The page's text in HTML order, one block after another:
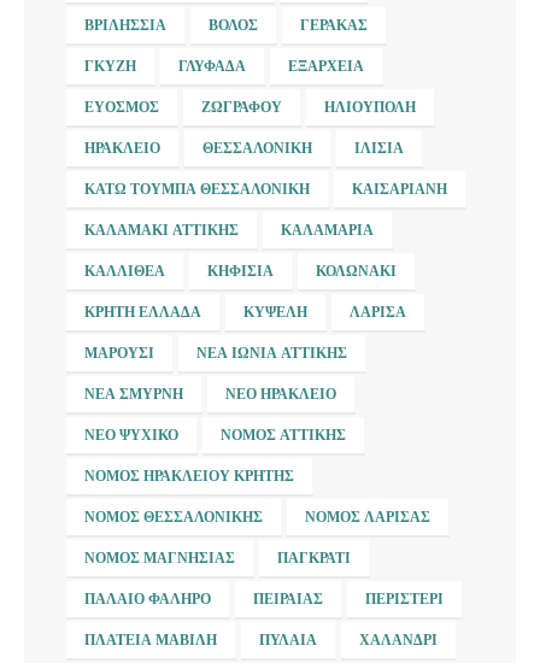
ΒΡΙΛΉΣΣΙΑ ΒΌΛΟΣ ΓΈΡΑΚΑΣ
ΓΚΎΖΗ ΓΛΥΦΆΔΑ ΕΞΆΡΧΕΙΑ
ΕΎΟΣΜΟΣ ΖΩΓΡΆΦΟΥ ΗΛΙΟΎΠΟΛΗ
ΗΡΆΚΛΕΙΟ ΘΕΣΣΑΛΟΝΊΚΗ ΙΛΊΣΙΑ
ΚΆΤΩ ΤΟΎΜΠΑ ΘΕΣΣΑΛΟΝΊΚΗ ΚΑΙΣΑΡΙΑΝΉ
ΚΑΛΑΜΆΚΙ ΑΤΤΙΚΉΣ ΚΑΛΑΜΑΡΙΆ
ΚΑΛΛΙΘΈΑ ΚΗΦΙΣΙΆ ΚΟΛΩΝΆΚΙ
ΚΡΉΤΗ ΕΛΛΆΔΑ ΚΥΨΈΛΗ ΛΆΡΙΣΑ
ΜΑΡΟΎΣΙ ΝΈΑ ΙΩΝΊΑ ΑΤΤΙΚΉΣ
ΝΈΑ ΣΜΎΡΝΗ ΝΈΟ ΗΡΆΚΛΕΙΟ
ΝΈΟ ΨΥΧΙΚΌ ΝΟΜΌΣ ΑΤΤΙΚΉΣ
ΝΟΜΌΣ ΗΡΑΚΛΕΊΟΥ ΚΡΉΤΗΣ
ΝΟΜΌΣ ΘΕΣΣΑΛΟΝΊΚΗΣ ΝΟΜΌΣ ΛΆΡΙΣΑΣ
ΝΟΜΌΣ ΜΑΓΝΗΣΊΑΣ ΠΑΓΚΡΆΤΙ
ΠΑΛΑΙΌ ΦΆΛΗΡΟ ΠΕΙΡΑΙΆΣ ΠΕΡΙΣΤΈΡΙ
ΠΛΑΤΕΊΑ ΜΑΒΊΛΗ ΠΥΛΑΊΑ ΧΑΛΆΝΔΡΙ